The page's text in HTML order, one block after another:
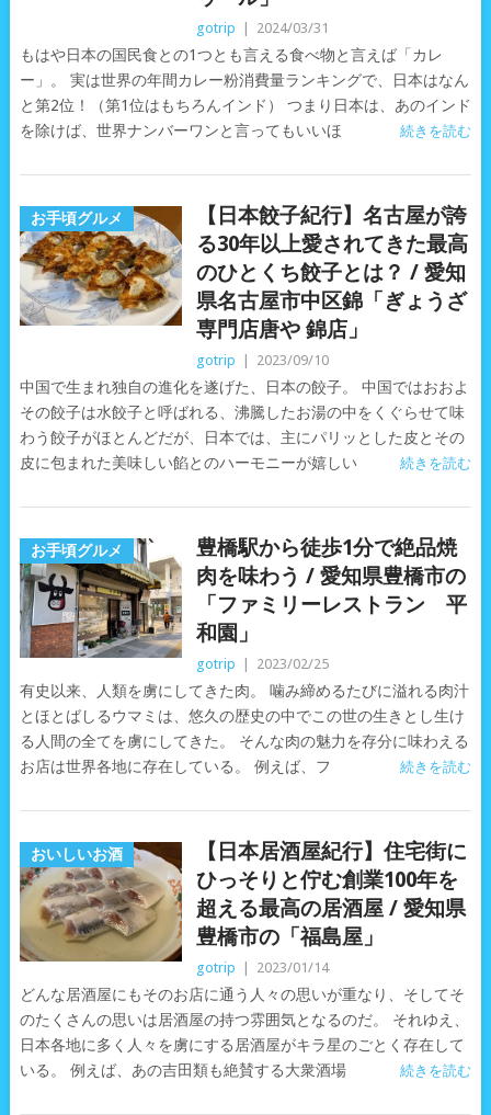
gotrip 2024/03/31
もはや日本の国民食との1つとも言える食べ物と言えば「カレ
ー」。 実は世界の年間カレー粉消費量ランキングで、日本はなん
と第2位！（第1位はもちろんインド） つまり日本は、あのインド
を除けば、世界ナンバーワンと言ってもいいほ
続きを読む
お手頃グルメ
【日本餃子紀行】名古屋が誇
る30年以上愛されてきた最高
のひとくち餃子とは？ / 愛知
県名古屋市中区錦「ぎょうざ
専門店唐や 錦店」
gotrip 2023/09/10
中国で生まれ独自の進化を遂げた、日本の餃子。 中国ではおおよ
その餃子は水餃子と呼ばれる、沸騰したお湯の中をくぐらせて味
わう餃子がほとんどだが、日本では、主にパリッとした皮とその
皮に包まれた美味しい餡とのハーモニーが嬉しい
続きを読む
お手頃グルメ
豊橋駅から徒歩1分で絶品焼
肉を味わう / 愛知県豊橋市の
「ファミリーレストラン 平
和園」
gotrip 2023/02/25
有史以来、人類を虜にしてきた肉。 噛み締めるたびに溢れる肉汁
とほとばしるウマミは、悠久の歴史の中でこの世の生きとし生け
る人間の全てを虜にしてきた。 そんな肉の魅力を存分に味わえる
お店は世界各地に存在している。 例えば、フ
続きを読む
おいしいお酒
【日本居酒屋紀行】住宅街に
ひっそりと佇む創業100年を
超える最高の居酒屋 / 愛知県
豊橋市の「福島屋」
gotrip 2023/01/14
どんな居酒屋にもそのお店に通う人々の思いが重なり、そしてそ
のたくさんの思いは居酒屋の持つ雰囲気となるのだ。 それゆえ、
日本各地に多く人々を虜にする居酒屋がキラ星のごとく存在して
いる。 例えば、あの吉田類も絶賛する大衆酒場
続きを読む